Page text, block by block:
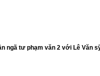
ngã tư phạm văn 2 với Lê Văn